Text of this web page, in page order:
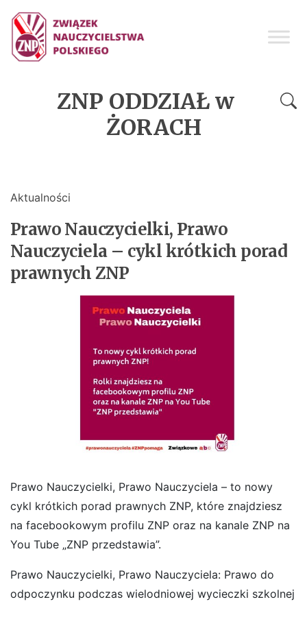
ZNP ODDZIAŁ w
ŻORACH
Aktualności
Prawo Nauczycielki, Prawo
Nauczyciela – cykl krótkich porad
prawnych ZNP
Prawo Nauczycielki, Prawo Nauczyciela – to nowy
cykl krótkich porad prawnych ZNP, które znajdziesz
na facebookowym profilu ZNP oraz na kanale ZNP na
You Tube „ZNP przedstawia”.
Prawo Nauczycielki, Prawo Nauczyciela: Prawo do
odpoczynku podczas wielodniowej wycieczki szkolnej